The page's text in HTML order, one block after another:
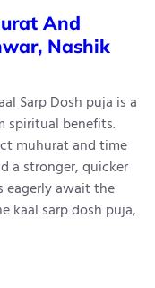
And
Nashik
Sarp Dosh puja is a
spiritual benefits.
muhurat and time
a stronger, quicker
eagerly await the
kaal sarp dosh puja,